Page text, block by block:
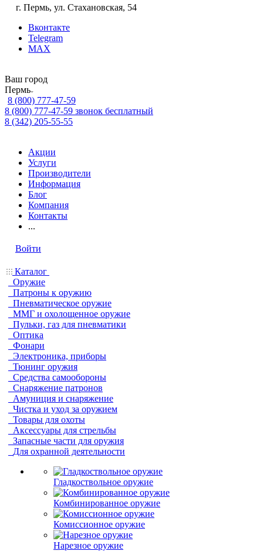
г. Пермь, ул. Стахановская, 54
Вконтакте
Telegram
MAX
Ваш город
Пермь
8 (800) 777-47-59
8 (800) 777-47-59 звонок бесплатный
8 (342) 205-55-55
Акции
Услуги
Производители
Информация
Блог
Компания
Контакты
...
Войти
Каталог
Оружие
Патроны к оружию
Пневматическое оружие
ММГ и охолощенное оружие
Пульки, газ для пневматики
Оптика
Фонари
Электроника, приборы
Тюнинг оружия
Средства самообороны
Снаряжение патронов
Амуниция и снаряжение
Чистка и уход за оружием
Товары для охоты
Аксессуары для стрельбы
Запасные части для оружия
Для охранной деятельности
Гладкоствольное оружие
Комбинированное оружие
Комиссионное оружие
Нарезное оружие